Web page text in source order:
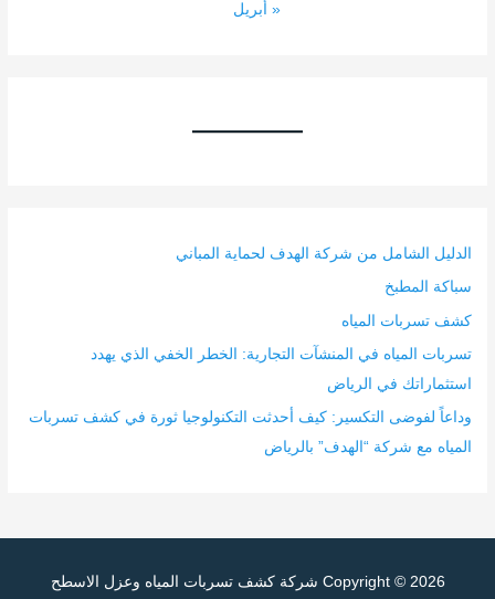
« أبريل
الدليل الشامل من شركة الهدف لحماية المباني
سباكة المطبخ
كشف تسربات المياه
تسربات المياه في المنشآت التجارية: الخطر الخفي الذي يهدد
استثماراتك في الرياض
وداعاً لفوضى التكسير: كيف أحدثت التكنولوجيا ثورة في كشف تسربات
المياه مع شركة “الهدف” بالرياض
Copyright © 2026 شركة كشف تسربات المياه وعزل الاسطح